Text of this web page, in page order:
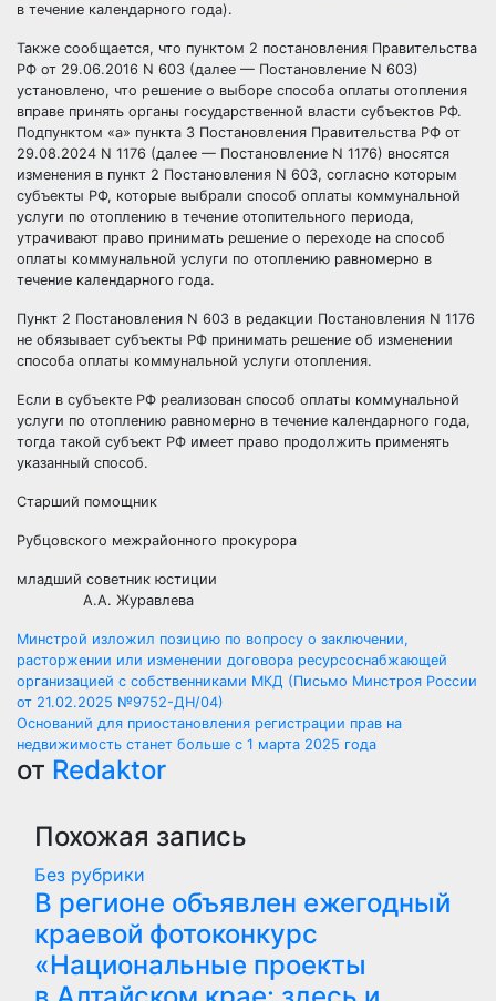
в течение календарного года).
Также сообщается, что пунктом 2 постановления Правительства
РФ от 29.06.2016 N 603 (далее — Постановление N 603)
установлено, что решение о выборе способа оплаты отопления
вправе принять органы государственной власти субъектов РФ.
Подпунктом «а» пункта 3 Постановления Правительства РФ от
29.08.2024 N 1176 (далее — Постановление N 1176) вносятся
изменения в пункт 2 Постановления N 603, согласно которым
субъекты РФ, которые выбрали способ оплаты коммунальной
услуги по отоплению в течение отопительного периода,
утрачивают право принимать решение о переходе на способ
оплаты коммунальной услуги по отоплению равномерно в
течение календарного года.
Пункт 2 Постановления N 603 в редакции Постановления N 1176
не обязывает субъекты РФ принимать решение об изменении
способа оплаты коммунальной услуги отопления.
Если в субъекте РФ реализован способ оплаты коммунальной
услуги по отоплению равномерно в течение календарного года,
тогда такой субъект РФ имеет право продолжить применять
указанный способ.
Старший помощник
Рубцовского межрайонного прокурора
младший советник юстиции
А.А. Журавлева
Навигация
по
записям
Минстрой изложил позицию по вопросу о заключении,
расторжении или изменении договора ресурсоснабжающей
организацией с собственниками МКД (Письмо Минстроя России
от 21.02.2025 №9752-ДН/04)
Оснований для приостановления регистрации прав на
недвижимость станет больше с 1 марта 2025 года
от Redaktor
Похожая запись
Без рубрики
В регионе объявлен ежегодный
краевой фотоконкурс
«Национальные проекты